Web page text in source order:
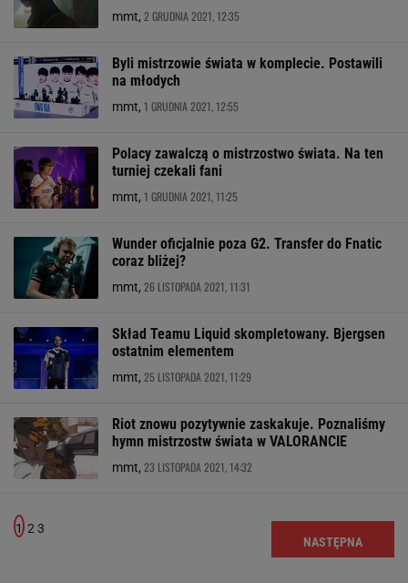
mmt, 2 GRUDNIA 2021, 12:35
Byli mistrzowie świata w komplecie. Postawili
na młodych
mmt, 1 GRUDNIA 2021, 12:55
Polacy zawalczą o mistrzostwo świata. Na ten
turniej czekali fani
mmt, 1 GRUDNIA 2021, 11:25
Wunder oficjalnie poza G2. Transfer do Fnatic
coraz bliżej?
mmt, 26 LISTOPADA 2021, 11:31
Skład Teamu Liquid skompletowany. Bjergsen
ostatnim elementem
mmt, 25 LISTOPADA 2021, 11:29
Riot znowu pozytywnie zaskakuje. Poznaliśmy
hymn mistrzostw świata w VALORANCIE
mmt, 23 LISTOPADA 2021, 14:32
1 2 3
NASTĘPNA